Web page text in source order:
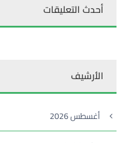
أحدث التعليقات
الأرشيف
أغسطس 2026